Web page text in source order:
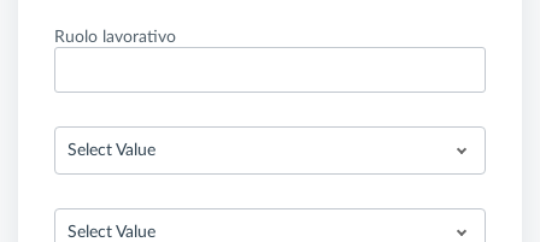
Ruolo lavorativo
Select Value
Select Value